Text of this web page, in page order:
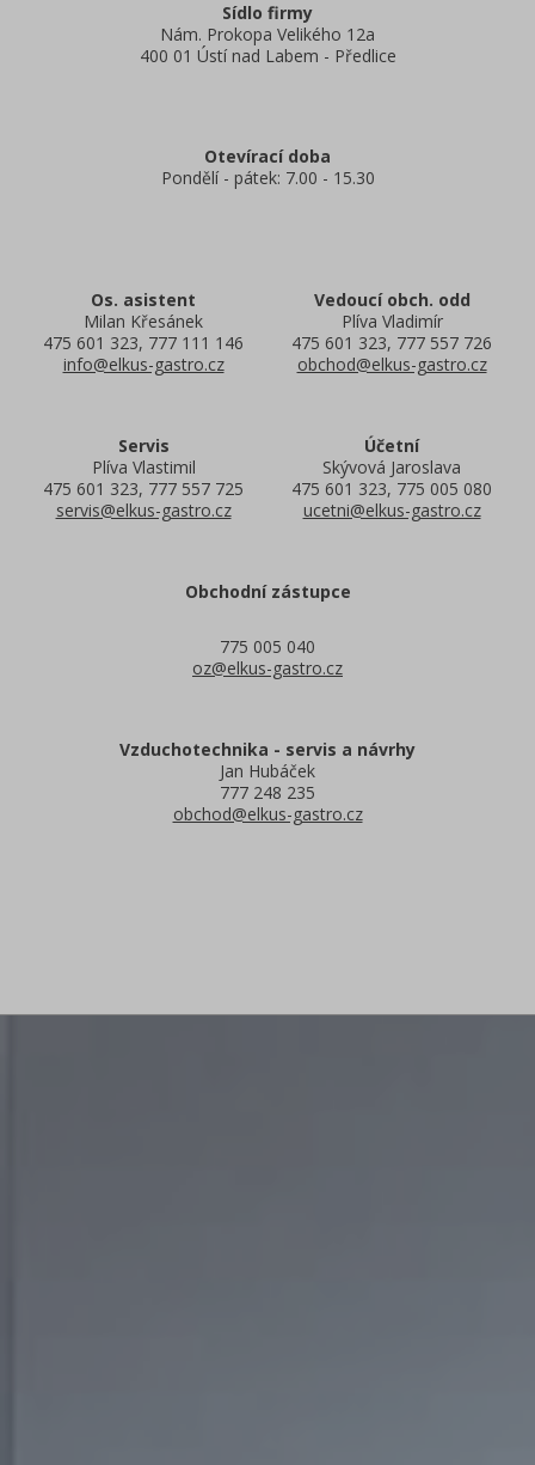
Sídlo firmy
Nám. Prokopa Velikého 12a
400 01 Ústí nad Labem - Předlice
Otevírací doba
Pondělí - pátek: 7.00 - 15.30
Os. asistent
Milan Křesánek
475 601 323, 777 111 146
info@elkus-gastro.cz
Vedoucí obch. odd
Plíva Vladimír
475 601 323, 777 557 726
obchod@elkus-gastro.cz
Servis
Plíva Vlastimil
475 601 323, 777 557 725
servis@elkus-gastro.cz
Účetní
Skývová Jaroslava
475 601 323, 775 005 080
ucetni@elkus-gastro.cz
Obchodní zástupce
775 005 040
oz@elkus-gastro.cz
Vzduchotechnika - servis a návrhy
Jan Hubáček
777 248 235
obchod@elkus-gastro.cz